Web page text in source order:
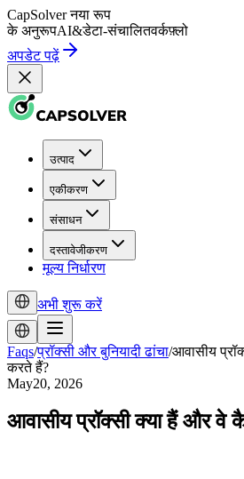
CapSolver नया रूप
के अनुरूपAI&डेटा-संचालितवर्कफ़्लो
अपडेट पढ़ें
उत्पाद
एकीकरण
संसाधन
दस्तावेजीकरण
मूल्य निर्धारण
अभी शुरू करें
Faqs/प्रॉक्सी और बुनियादी ढांचा/आवासीय
करते हैं?
May20, 2026
आवासीय प्रॉक्सी क्या हैं और